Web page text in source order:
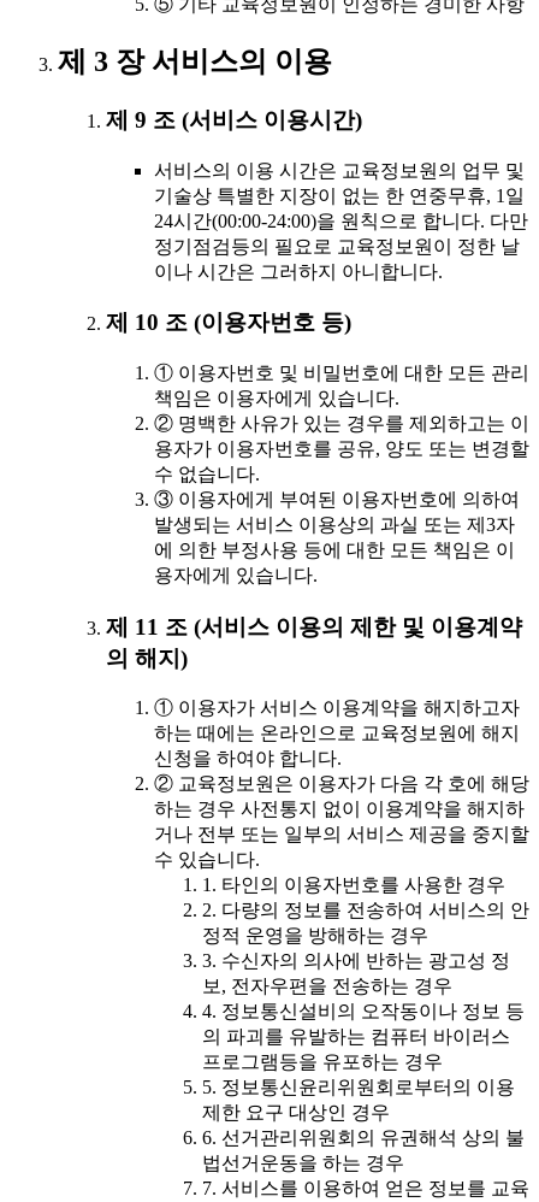
⑤ 기타 교육정보원이 인정하는 경미한 사항
제 3 장 서비스의 이용
제 9 조 (서비스 이용시간)
서비스의 이용 시간은 교육정보원의 업무 및
기술상 특별한 지장이 없는 한 연중무휴, 1일
24시간(00:00-24:00)을 원칙으로 합니다. 다만
정기점검등의 필요로 교육정보원이 정한 날
이나 시간은 그러하지 아니합니다.
제 10 조 (이용자번호 등)
① 이용자번호 및 비밀번호에 대한 모든 관리
책임은 이용자에게 있습니다.
② 명백한 사유가 있는 경우를 제외하고는 이
용자가 이용자번호를 공유, 양도 또는 변경할
수 없습니다.
③ 이용자에게 부여된 이용자번호에 의하여
발생되는 서비스 이용상의 과실 또는 제3자
에 의한 부정사용 등에 대한 모든 책임은 이
용자에게 있습니다.
제 11 조 (서비스 이용의 제한 및 이용계약
의 해지)
① 이용자가 서비스 이용계약을 해지하고자
하는 때에는 온라인으로 교육정보원에 해지
신청을 하여야 합니다.
② 교육정보원은 이용자가 다음 각 호에 해당
하는 경우 사전통지 없이 이용계약을 해지하
거나 전부 또는 일부의 서비스 제공을 중지할
수 있습니다.
1. 타인의 이용자번호를 사용한 경우
2. 다량의 정보를 전송하여 서비스의 안
정적 운영을 방해하는 경우
3. 수신자의 의사에 반하는 광고성 정
보, 전자우편을 전송하는 경우
4. 정보통신설비의 오작동이나 정보 등
의 파괴를 유발하는 컴퓨터 바이러스
프로그램등을 유포하는 경우
5. 정보통신윤리위원회로부터의 이용
제한 요구 대상인 경우
6. 선거관리위원회의 유권해석 상의 불
법선거운동을 하는 경우
7. 서비스를 이용하여 얻은 정보를 교육